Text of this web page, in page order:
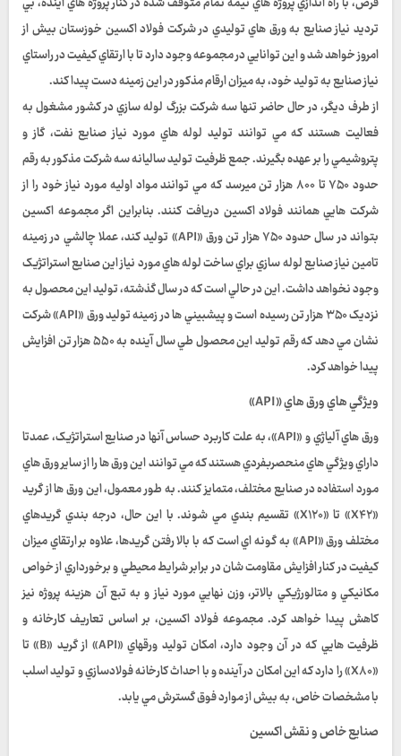
ترديد نياز صنايع به ورق هاي توليدي در شرکت فولاد اکسين خوزستان بيش از
امروز خواهد شد و اين توانايي در مجموعه وجود دارد تا با ارتقاي کيفيت در راستاي
نياز صنايع به توليد خود، به ميزان ارقام مذکور در اين زمينه دست پيدا کند.
از طرف ديگر، در حال حاضر تنها سه شرکت بزرگ لوله سازي در کشور مشغول به
فعاليت هستند که مي توانند توليد لوله هاي مورد نياز صنايع نفت، گاز و
پتروشيمي را بر عهده بگيرند. جمع ظرفيت توليد ساليانه سه شرکت مذکور به رقم
حدود ۷۵۰ تا ۸۰۰ هزار تن ميرسد که مي توانند مواد اوليه مورد نياز خود را از
شرکت هايي همانند فولاد اکسين دريافت کنند. بنابراين اگر مجموعه اکسين
بتواند در سال حدود ۷۵۰ هزار تن ورق «API» توليد کند، عملا چالشي در زمينه
تامين نياز صنايع لوله سازي براي ساخت لوله هاي مورد نياز اين صنايع استراتژيک
وجود نخواهد داشت. اين در حالي است که در سال گذشته، توليد اين محصول به
نزديک ۳۵۰ هزار تن رسيده است و پيشبيني ها در زمينه توليد ورق «API» شرکت
نشان مي دهد که رقم توليد اين محصول طي سال آينده به ۵۵۰ هزار تن افزايش
پيدا خواهد کرد.
ويژگي هاي ورق هاي «API»
ورق هاي آلياژي و «API»، به علت کاربرد حساس آنها در صنايع استراتژيک، عمدتا
داراي ويژگي هاي منحصربفردي هستند که مي توانند اين ورق ها را از ساير ورق هاي
مورد استفاده در صنايع مختلف، متمايز کنند. به طور معمول، اين ورق ها از گريد
«X۴۲» تا «X۱۲۰» تقسيم بندي مي شوند. با اين حال، درجه بندي گريدهاي
مختلف ورق «API» به گونه اي است که با بالا رفتن گريدها، علاوه بر ارتقاي ميزان
کيفيت در کنار افزايش مقاومت شان در برابر شرايط محيطي و برخورداري از خواص
مکانيکي و متالورژيکي بالاتر، وزن نهايي مورد نياز و به تبع آن هزينه پروژه نيز
کاهش پيدا خواهد کرد. مجموعه فولاد اکسين، بر اساس تعاريف کارخانه و
ظرفيت هايي که در آن وجود دارد، امکان توليد ورقهاي «API» از گريد «B» تا
«X۸۰» را دارد که اين امکان در آينده و با احداث کارخانه فولادسازي و توليد اسلب
با مشخصات خاص، به بيش از موارد فوق گسترش مي يابد.
صنايع خاص و نقش اکسين